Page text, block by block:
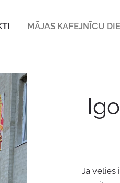
MĀJAS KAFEJNĪCU
Ja vēlies